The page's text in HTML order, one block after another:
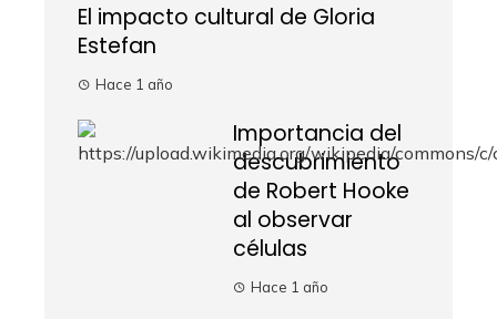
El impacto cultural de Gloria
Estefan
Hace 1 año
Importancia del
descubrimiento
de Robert Hooke
al observar
células
Hace 1 año